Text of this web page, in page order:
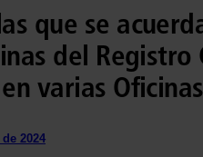
que se
del
varias
2024